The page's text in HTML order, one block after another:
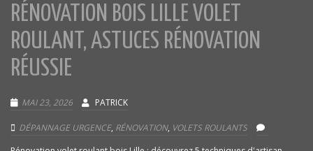
RÉNOVATION BOIS LILLE VOLET
ROULANT, ASTUCES RÉNOVATION
RÉUSSIE
MAI 23, 2026 PATRICK
DÉPANNAGE URGENCE, RÉNOVATION, VOLETS ROULANTS